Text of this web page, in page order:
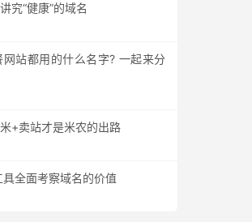
究“健康”的域名
站都用的什么名字? 一起来分
+卖站才是米农的出路
全面考察域名的价值